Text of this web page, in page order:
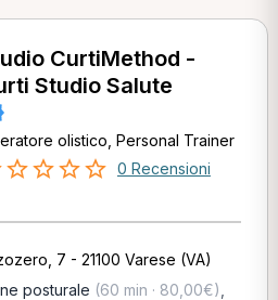
CurtiMethod -
Studio Salute
olistico, Personal Trainer
0 Recensioni
7 - 21100 Varese (VA)
posturale (60 min · 80,00€)